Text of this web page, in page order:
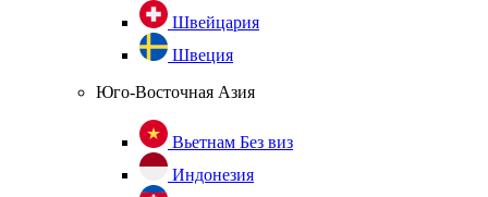
Швейцария
Швеция
Юго-Восточная Азия
Вьетнам Без виз
Индонезия